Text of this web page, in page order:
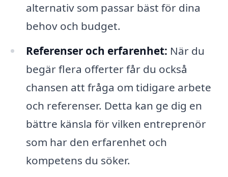
alternativ som passar bäst för dina
behov och budget.
Referenser och erfarenhet: När du
begär flera offerter får du också
chansen att fråga om tidigare arbete
och referenser. Detta kan ge dig en
bättre känsla för vilken entreprenör
som har den erfarenhet och
kompetens du söker.